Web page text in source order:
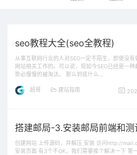
seo教程大全(seo全教程)
从事互联网行业的人对SEO一定不陌生，即使没
网站相关工作的。可以说，现如今SEO已经是一
势必慢慢的被淘汰。 那么到底什么…
超哥 建站指南
搭建邮局-3.安装邮局前端和测
创建网站 上传源码，并解压 安装 访问http://
安装页面 有3个不OK，我们需要挨个解决一下 第